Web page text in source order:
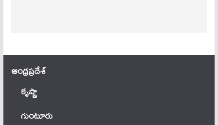
ఆంధ్ర‌ప్ర‌దేశ్
కృష్ణా
గుంటూరు